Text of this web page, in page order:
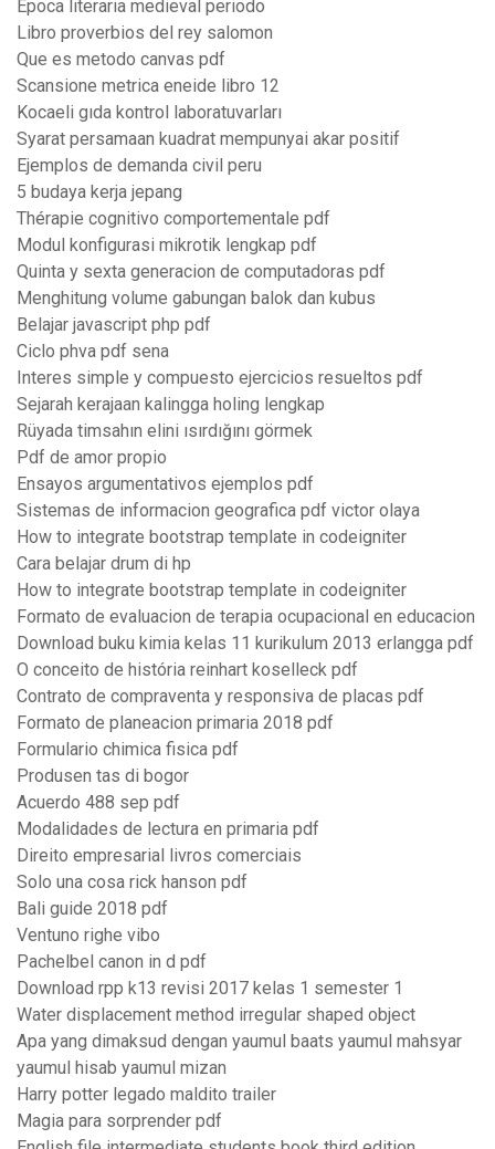
Epoca literaria medieval periodo
Libro proverbios del rey salomon
Que es metodo canvas pdf
Scansione metrica eneide libro 12
Kocaeli gıda kontrol laboratuvarları
Syarat persamaan kuadrat mempunyai akar positif
Ejemplos de demanda civil peru
5 budaya kerja jepang
Thérapie cognitivo comportementale pdf
Modul konfigurasi mikrotik lengkap pdf
Quinta y sexta generacion de computadoras pdf
Menghitung volume gabungan balok dan kubus
Belajar javascript php pdf
Ciclo phva pdf sena
Interes simple y compuesto ejercicios resueltos pdf
Sejarah kerajaan kalingga holing lengkap
Rüyada timsahın elini ısırdığını görmek
Pdf de amor propio
Ensayos argumentativos ejemplos pdf
Sistemas de informacion geografica pdf victor olaya
How to integrate bootstrap template in codeigniter
Cara belajar drum di hp
How to integrate bootstrap template in codeigniter
Formato de evaluacion de terapia ocupacional en educacion
Download buku kimia kelas 11 kurikulum 2013 erlangga pdf
O conceito de história reinhart koselleck pdf
Contrato de compraventa y responsiva de placas pdf
Formato de planeacion primaria 2018 pdf
Formulario chimica fisica pdf
Produsen tas di bogor
Acuerdo 488 sep pdf
Modalidades de lectura en primaria pdf
Direito empresarial livros comerciais
Solo una cosa rick hanson pdf
Bali guide 2018 pdf
Ventuno righe vibo
Pachelbel canon in d pdf
Download rpp k13 revisi 2017 kelas 1 semester 1
Water displacement method irregular shaped object
Apa yang dimaksud dengan yaumul baats yaumul mahsyar
yaumul hisab yaumul mizan
Harry potter legado maldito trailer
Magia para sorprender pdf